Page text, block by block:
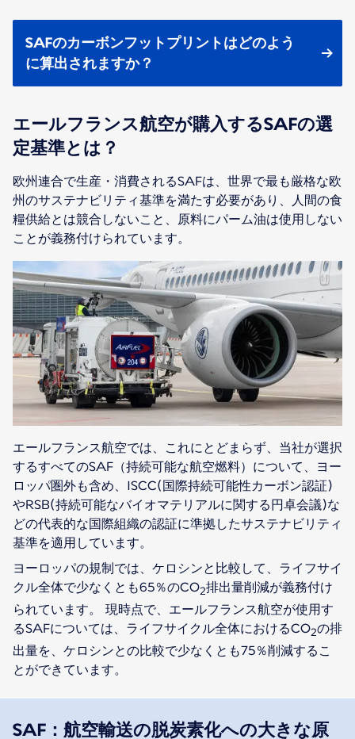
SAFのカーボンフットプリントはどのよう
に算出されますか？
エールフランス航空が購入するSAFの選
定基準とは？
欧州連合で生産・消費されるSAFは、世界で最も厳格な欧
州のサステナビリティ基準を満たす必要があり、人間の食
糧供給とは競合しないこと、原料にパーム油は使用しない
ことが義務付けられています。
エールフランス航空では、これにとどまらず、当社が選択
するすべてのSAF（持続可能な航空燃料）について、ヨー
ロッパ圏外も含め、ISCC(国際持続可能性カーボン認証)
やRSB(持続可能なバイオマテリアルに関する円卓会議)な
どの代表的な国際組織の認証に準拠したサステナビリティ
基準を適用しています。
ヨーロッパの規制では、ケロシンと比較して、ライフサイ
クル全体で少なくとも65％のCO2排出量削減が義務付け
られています。 現時点で、エールフランス航空が使用す
るSAFについては、ライフサイクル全体におけるCO2の排
出量を、ケロシンとの比較で少なくとも75％削減するこ
とができています。
SAF：航空輸送の脱炭素化への大きな原